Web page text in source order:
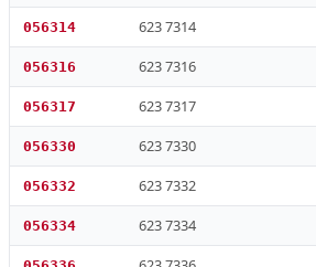
056314 623 7314
056316 623 7316
056317 623 7317
056330 623 7330
056332 623 7332
056334 623 7334